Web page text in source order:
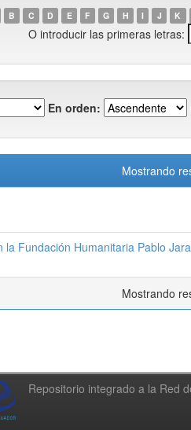
B C D E F G H I J K
O introducir las primeras letras:
En orden:
Mostrando
la Fundación Humanitaria Pablo
Mostrando
Repositorio integrado a la Red